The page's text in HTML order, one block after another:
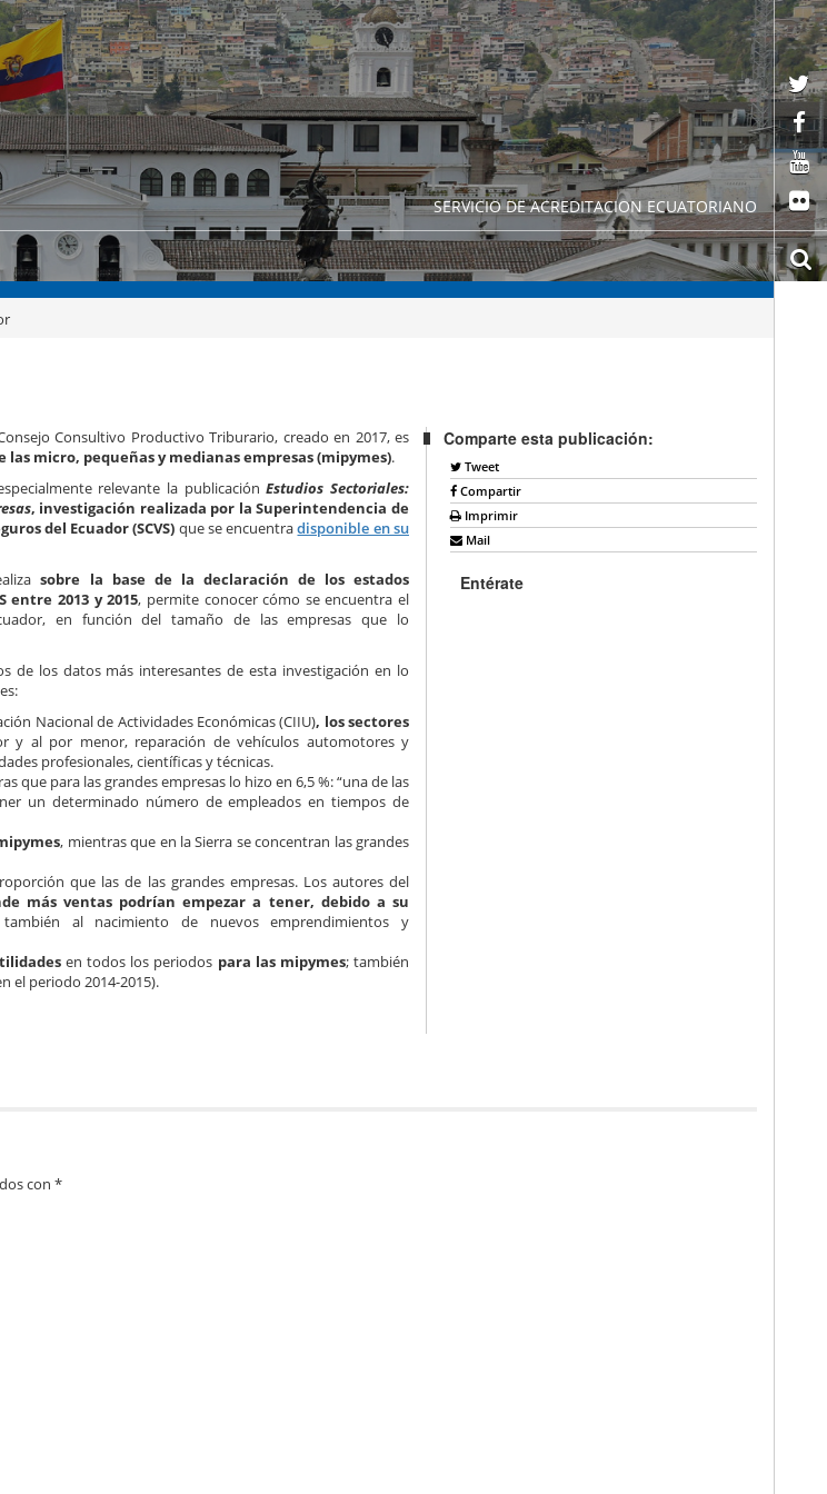
SERVICIO DE ACREDITACION ECUATORIANO
Consultivo Productivo Triburario, creado en 2017, es
las micro, pequeñas y medianas empresas (mipymes).
relevante la publicaciónEstudios Sectoriales:
, investigación realizada por la Superintendencia de
del Ecuador (SCVS) que se encuentradisponible en su
sobre la base de la declaración de los estados
entre 2013 y 2015, permite conocer cómo se encuentra el
en función del tamaño de las empresas que lo
de los datos más interesantes de esta investigación en lo
Nacional de Actividades Económicas (CIIU), los sectores
y al por menor, reparación de vehículos automotores y
profesionales, científicas y técnicas.
que para las grandes empresas lo hizo en 6,5 %: “una de las
un determinado número de empleados en tiempos de
, mientras que en la Sierra se concentran las grandes
que las de las grandes empresas. Los autores del
más ventas podrían empezar a tener, debido a su
al nacimiento de nuevos emprendimientos y
en todos los periodos para las mipymes; también
el periodo 2014-2015).
Comparte esta publicación:
Tweet
Compartir
Imprimir
Mail
Entérate
con*